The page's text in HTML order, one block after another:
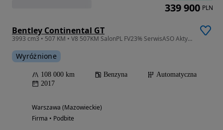
Bentley Continental GT
3993 cm3 • 507 KM • V8 507KM SalonPL FV23% SerwisASO AktywnyTempomat/Pneumatyka/Masaż
Wyróżnione
108 000 km Benzyna
Automatyczna
2017
Warszawa (Mazowieckie)
Firma • Podbite
339 900 PLN